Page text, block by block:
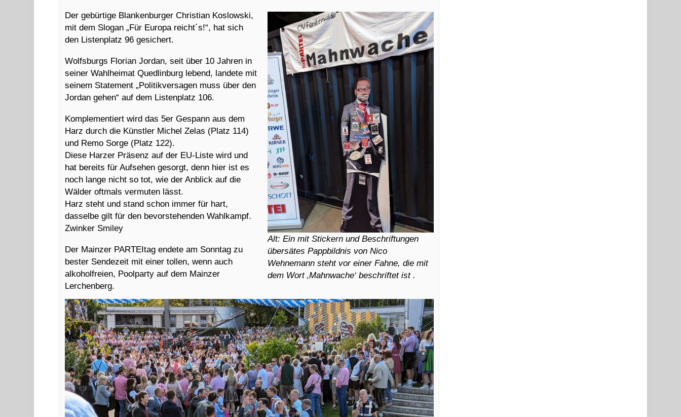
Alt: Ein mit Stickern und Beschriftungen
übersätes Pappbildnis von Nico
Wehnemann steht vor einer Fahne, die mit
dem Wort ‚Mahnwache‘ beschriftet ist .
Der gebürtige Blankenburger Christian Koslowski,
mit dem Slogan „Für Europa reicht´s!“, hat sich
den Listenplatz 96 gesichert.
Wolfsburgs Florian Jordan, seit über 10 Jahren in
seiner Wahlheimat Quedlinburg lebend, landete mit
seinem Statement „Politikversagen muss über den
Jordan gehen“ auf dem Listenplatz 106.
Komplementiert wird das 5er Gespann aus dem
Harz durch die Künstler Michel Zelas (Platz 114)
und Remo Sorge (Platz 122).
Diese Harzer Präsenz auf der EU-Liste wird und
hat bereits für Aufsehen gesorgt, denn hier ist es
noch lange nicht so tot, wie der Anblick auf die
Wälder oftmals vermuten lässt.
Harz steht und stand schon immer für hart,
dasselbe gilt für den bevorstehenden Wahlkampf.
Zwinker Smiley
Der Mainzer PARTEItag endete am Sonntag zu
bester Sendezeit mit einer tollen, wenn auch
alkoholfreien, Poolparty auf dem Mainzer
Lerchenberg.